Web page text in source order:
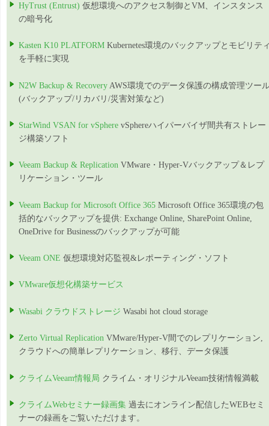
HyTrust (Entrust) 仮想環境へのアクセス制御とVM、インスタンス
の暗号化
Kasten K10 PLATFORM Kubernetes環境のバックアップとモビリテ
を手軽に実現
N2W Backup & Recovery AWS環境でのデータ保護の構成管理ツー
(バックアップ/リカバリ/災害対策など)
StarWind VSAN for vSphere vSphereハイパーバイザ間共有ストレー
ジ構築ソフト
Veeam Backup & Replication VMware・Hyper-Vバックアップ＆レプ
リケーション・ツール
Veeam Backup for Microsoft Office 365 Microsoft Office 365環境の包
括的なバックアップを提供: Exchange Online, SharePoint Online,
OneDrive for Businessのバックアップが可能
Veeam ONE 仮想環境対応監視&レポーティング・ソフト
VMware仮想化構築サービス
Wasabi クラウドストレージ Wasabi hot cloud storage
Zerto Virtual Replication VMware/Hyper-V間でのレプリケーション,
クラウドへの簡単レプリケーション、移行、データ保護
クライムVeeam情報局 クライム・オリジナルVeeam技術情報満載
クライムWebセミナー録画集 過去にオンライン配信したWEBセミ
ナーの録画をご覧いただけます。